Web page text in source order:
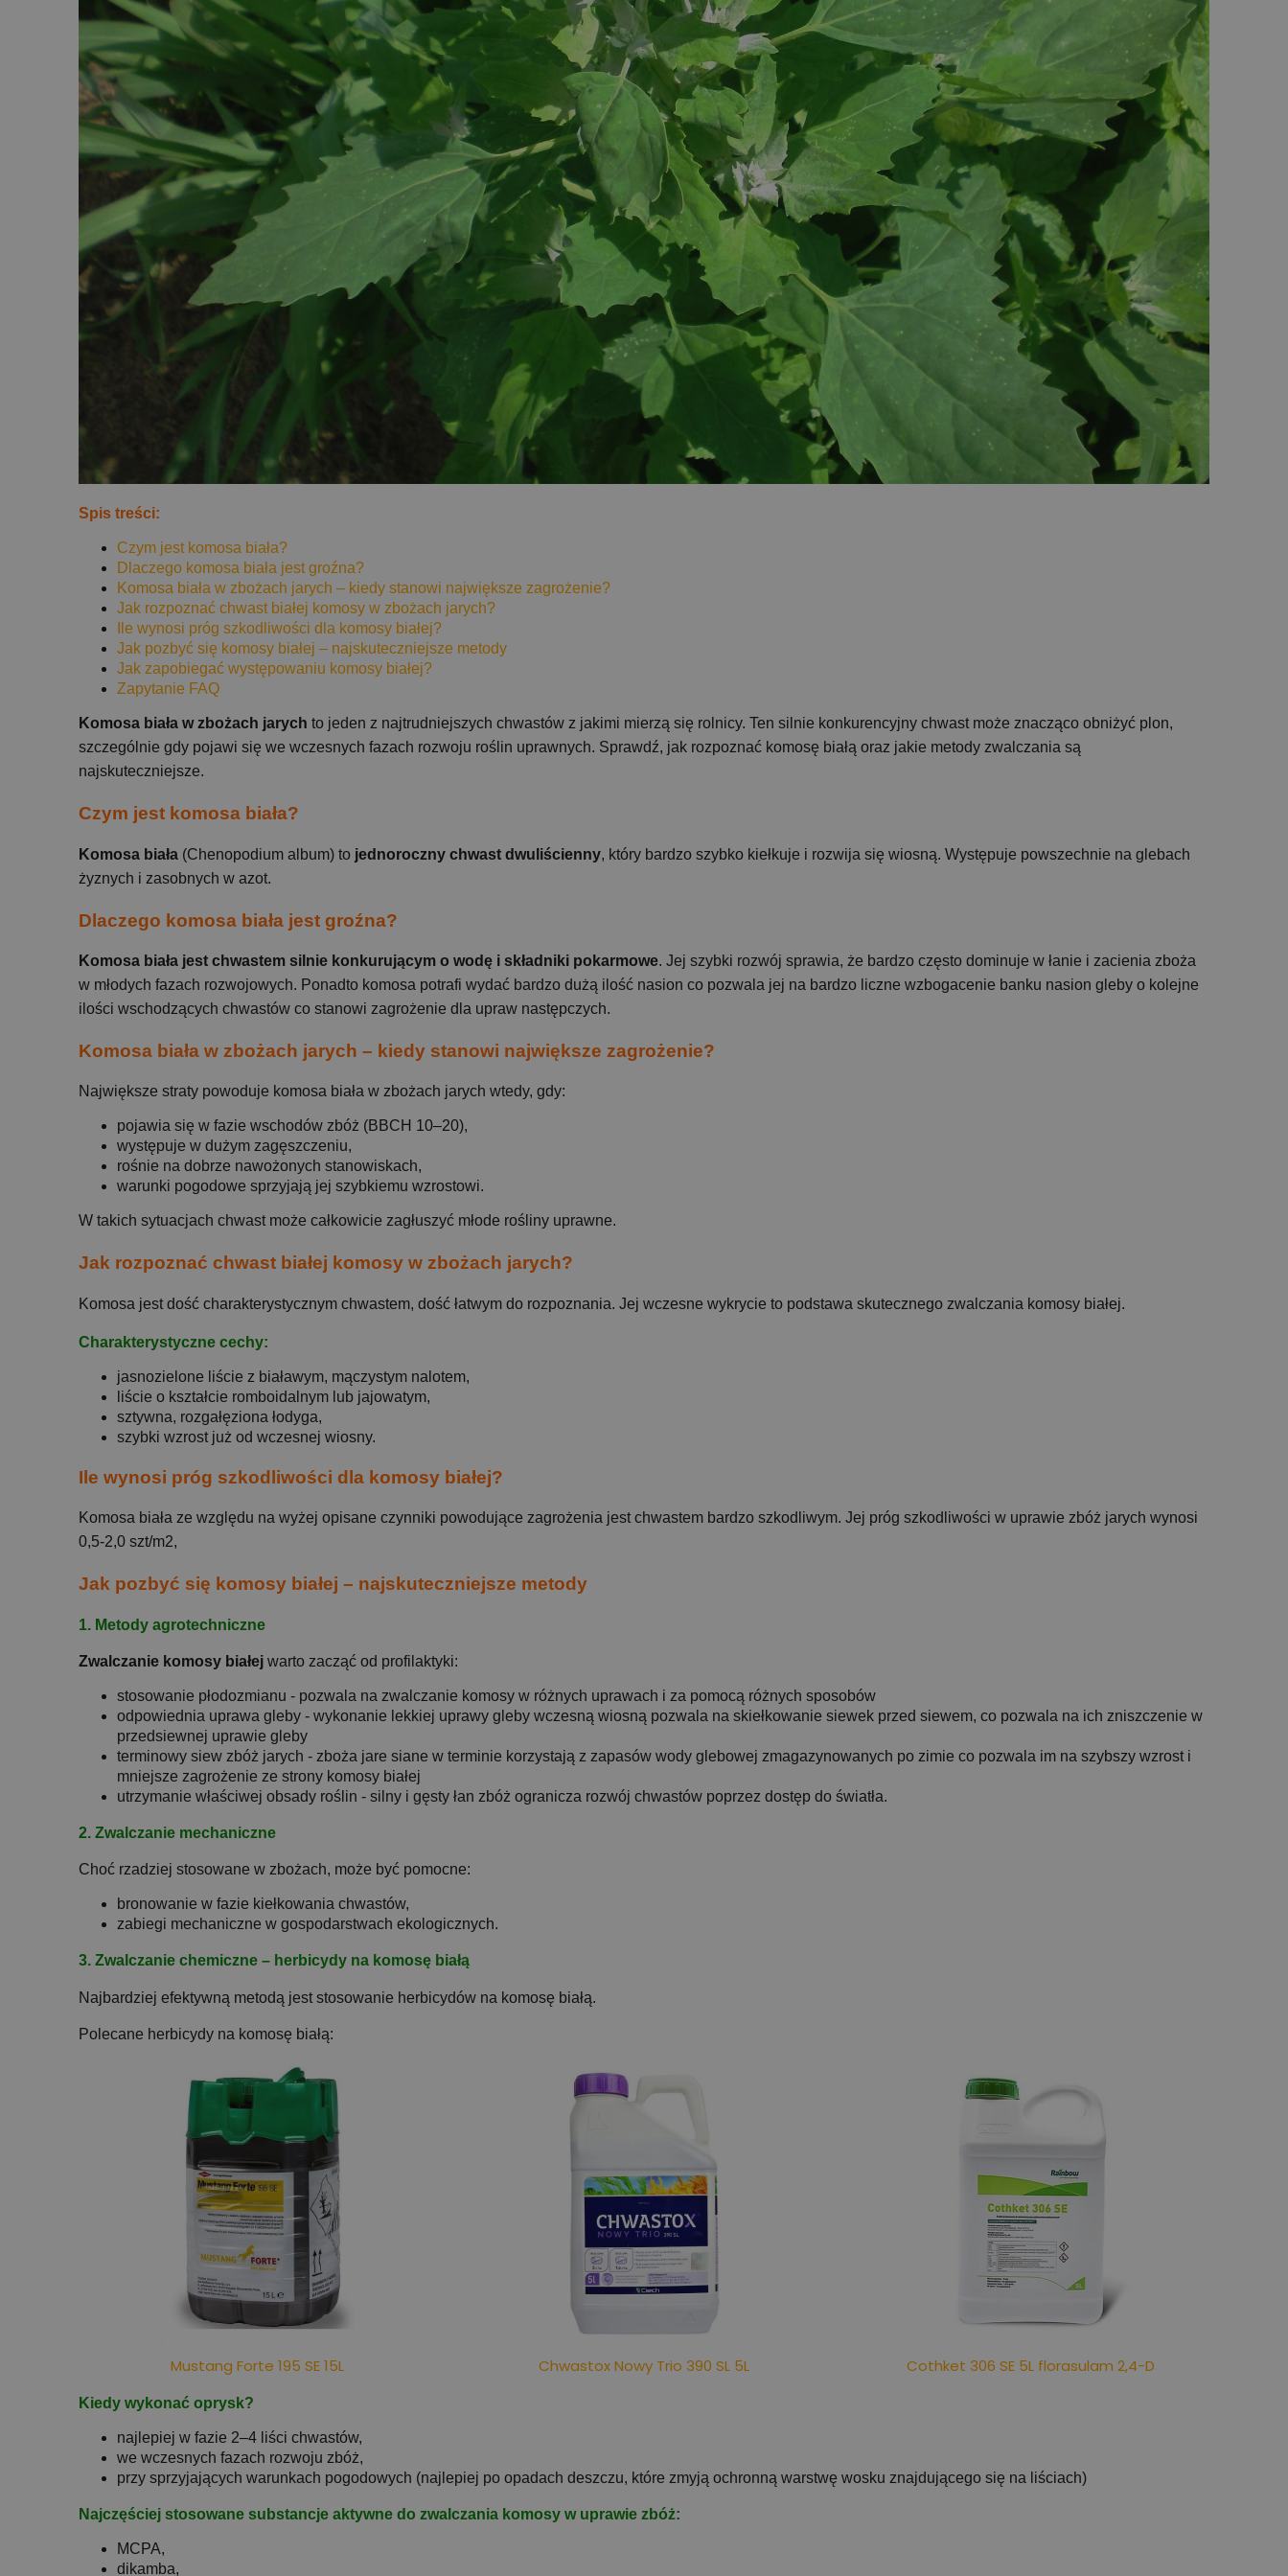
Spis treści:
Czym jest komosa biała?
Dlaczego komosa biała jest groźna?
Komosa biała w zbożach jarych – kiedy stanowi największe zagrożenie?
Jak rozpoznać chwast białej komosy w zbożach jarych?
Ile wynosi próg szkodliwości dla komosy białej?
Jak pozbyć się komosy białej – najskuteczniejsze metody
Jak zapobiegać występowaniu komosy białej?
Zapytanie FAQ
Komosa biała w zbożach jarych to jeden z najtrudniejszych chwastów z jakimi mierzą się rolnicy. Ten silnie konkurencyjny chwast może znacząco obniżyć plon,
szczególnie gdy pojawi się we wczesnych fazach rozwoju roślin uprawnych. Sprawdź, jak rozpoznać komosę białą oraz jakie metody zwalczania są
najskuteczniejsze.
Czym jest komosa biała?
Komosa biała (Chenopodium album) to jednoroczny chwast dwuliścienny, który bardzo szybko kiełkuje i rozwija się wiosną. Występuje powszechnie na glebach
żyznych i zasobnych w azot.
Dlaczego komosa biała jest groźna?
Komosa biała jest chwastem silnie konkurującym o wodę i składniki pokarmowe. Jej szybki rozwój sprawia, że bardzo często dominuje w łanie i zacienia zboża
w młodych fazach rozwojowych. Ponadto komosa potrafi wydać bardzo dużą ilość nasion co pozwala jej na bardzo liczne wzbogacenie banku nasion gleby o kolejne
ilości wschodzących chwastów co stanowi zagrożenie dla upraw następczych.
Komosa biała w zbożach jarych – kiedy stanowi największe zagrożenie?
Największe straty powoduje komosa biała w zbożach jarych wtedy, gdy:
pojawia się w fazie wschodów zbóż (BBCH 10–20),
występuje w dużym zagęszczeniu,
rośnie na dobrze nawożonych stanowiskach,
warunki pogodowe sprzyjają jej szybkiemu wzrostowi.
W takich sytuacjach chwast może całkowicie zagłuszyć młode rośliny uprawne.
Jak rozpoznać chwast białej komosy w zbożach jarych?
Komosa jest dość charakterystycznym chwastem, dość łatwym do rozpoznania. Jej wczesne wykrycie to podstawa skutecznego zwalczania komosy białej.
Charakterystyczne cechy:
jasnozielone liście z białawym, mączystym nalotem,
liście o kształcie romboidalnym lub jajowatym,
sztywna, rozgałęziona łodyga,
szybki wzrost już od wczesnej wiosny.
Ile wynosi próg szkodliwości dla komosy białej?
Komosa biała ze względu na wyżej opisane czynniki powodujące zagrożenia jest chwastem bardzo szkodliwym. Jej próg szkodliwości w uprawie zbóż jarych wynosi
0,5-2,0 szt/m2,
Jak pozbyć się komosy białej – najskuteczniejsze metody
1. Metody agrotechniczne
Zwalczanie komosy białej warto zacząć od profilaktyki:
stosowanie płodozmianu - pozwala na zwalczanie komosy w różnych uprawach i za pomocą różnych sposobów
odpowiednia uprawa gleby - wykonanie lekkiej uprawy gleby wczesną wiosną pozwala na skiełkowanie siewek przed siewem, co pozwala na ich zniszczenie w
przedsiewnej uprawie gleby
terminowy siew zbóż jarych - zboża jare siane w terminie korzystają z zapasów wody glebowej zmagazynowanych po zimie co pozwala im na szybszy wzrost i
mniejsze zagrożenie ze strony komosy białej
utrzymanie właściwej obsady roślin - silny i gęsty łan zbóż ogranicza rozwój chwastów poprzez dostęp do światła.
2. Zwalczanie mechaniczne
Choć rzadziej stosowane w zbożach, może być pomocne:
bronowanie w fazie kiełkowania chwastów,
zabiegi mechaniczne w gospodarstwach ekologicznych.
3. Zwalczanie chemiczne – herbicydy na komosę białą
Najbardziej efektywną metodą jest stosowanie herbicydów na komosę białą.
Polecane herbicydy na komosę białą:
Mustang Forte 195 SE 15L Chwastox Nowy Trio 390 SL 5L Cothket 306 SE 5L florasulam 2,4-D
Kiedy wykonać oprysk?
najlepiej w fazie 2–4 liści chwastów,
we wczesnych fazach rozwoju zbóż,
przy sprzyjających warunkach pogodowych (najlepiej po opadach deszczu, które zmyją ochronną warstwę wosku znajdującego się na liściach)
Najczęściej stosowane substancje aktywne do zwalczania komosy w uprawie zbóż:
MCPA,
dikamba,